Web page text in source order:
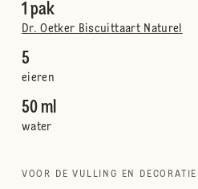
1 pak
Dr. Oetker Biscuittaart Naturel
5
eieren
50 ml
water
VOOR DE VULLING EN DECORATIE